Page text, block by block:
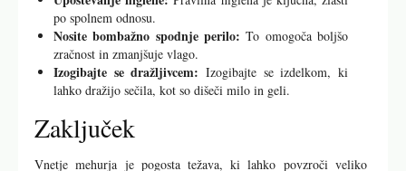
po spolnem odnosu.
Nosite bombažno spodnje perilo: To omogoča boljšo
zračnost in zmanjšuje vlago.
Izogibajte se dražljivcem: Izogibajte se izdelkom, ki
lahko dražijo sečila, kot so dišeči milo in geli.
Zaključek
Vnetje mehurja je pogosta težava, ki lahko povzroči veliko